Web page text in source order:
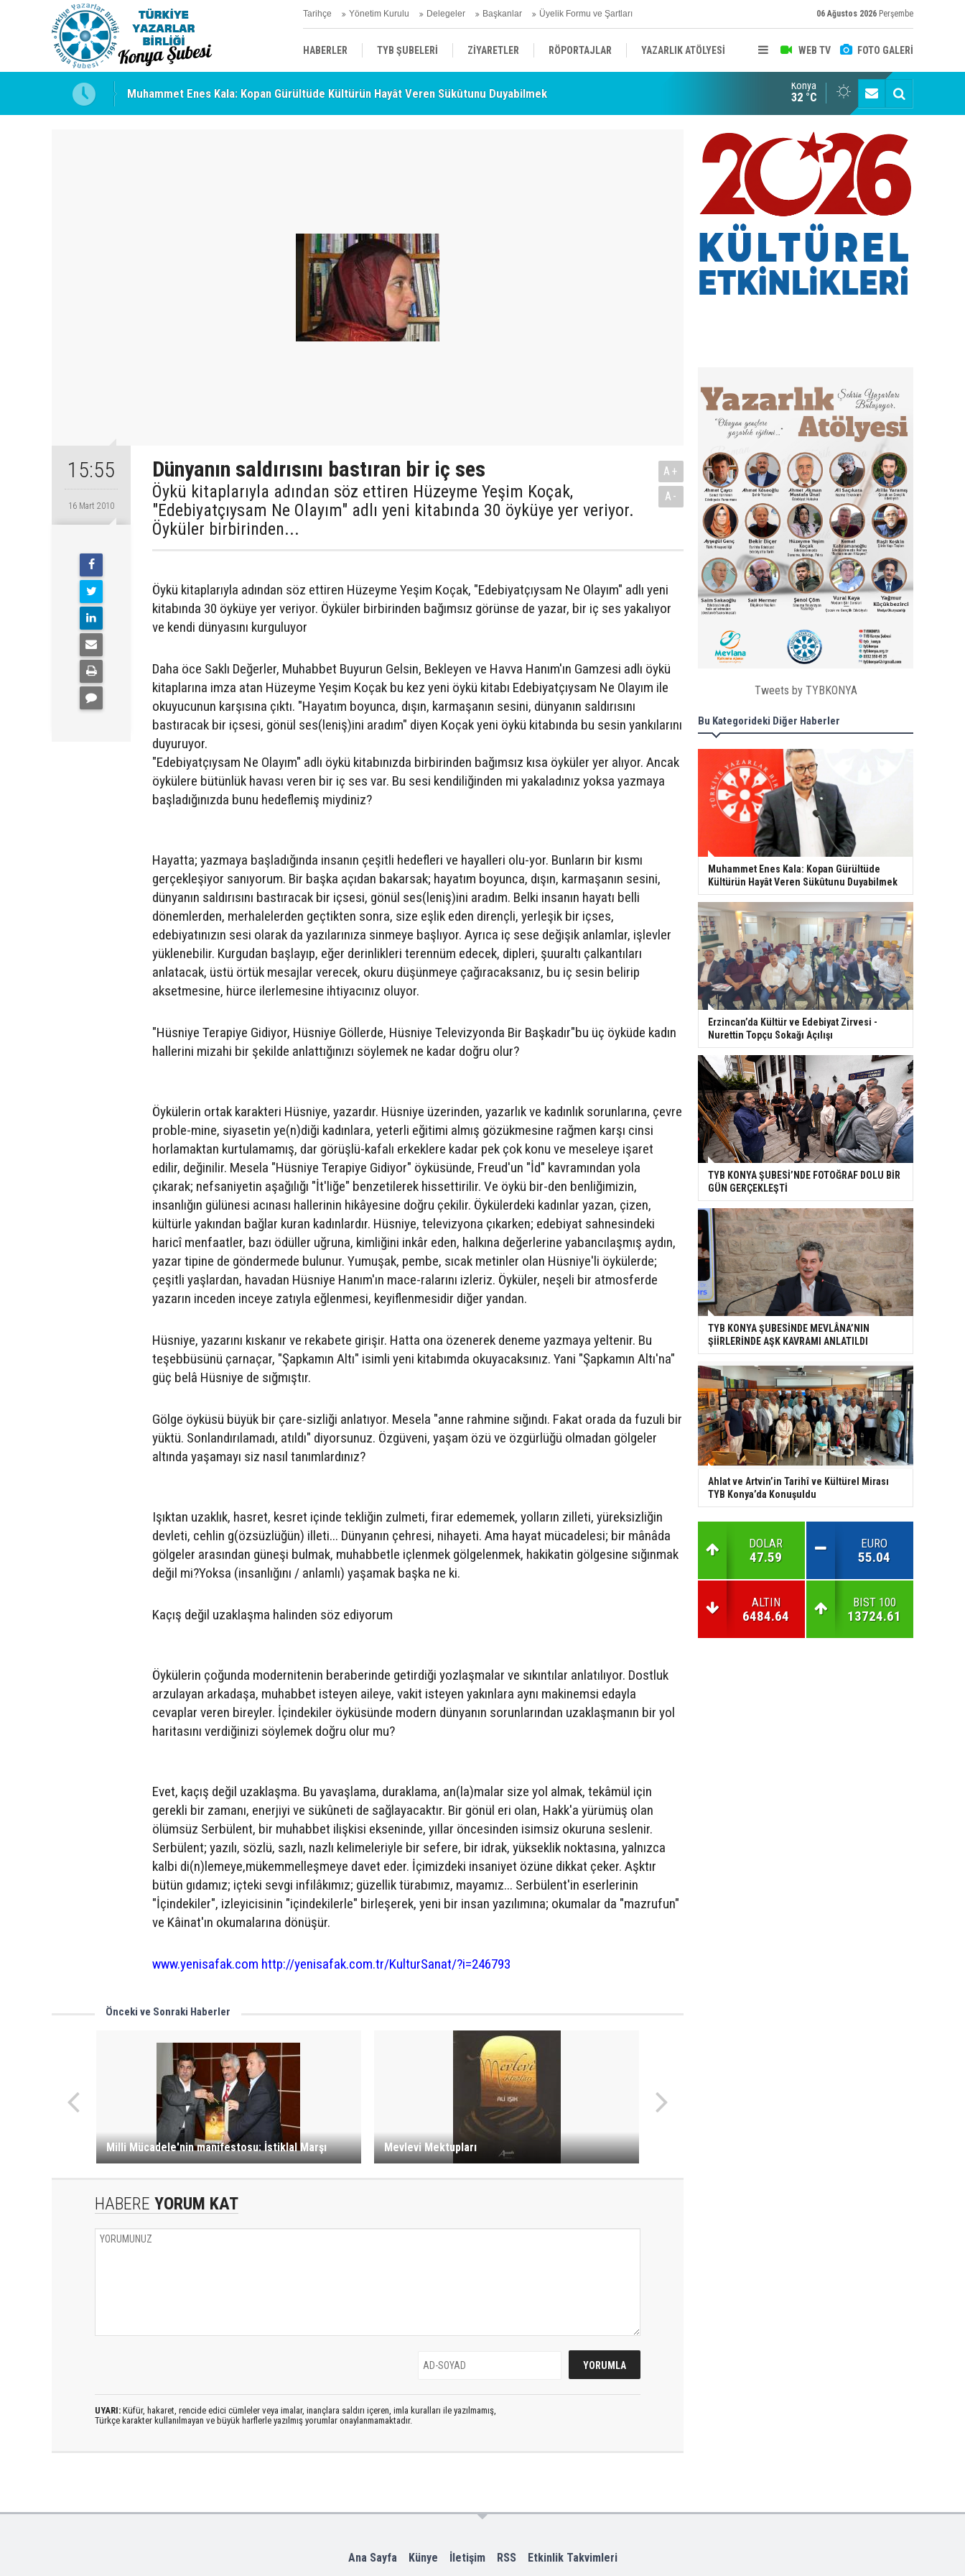
Tarihçe Yönetim Kurulu Delegeler Başkanlar Üyelik Formu ve Şartları 06 Ağustos 2026 Perşembe
WEB TV FOTO GALERİ
HABERLER TYB ŞUBELERİ ZİYARETLER RÖPORTAJLAR YAZARLIK ATÖLYESİ
ÜYELERİMİZDEN HABERLER KENDİNİ ARAYAN ŞEHİR
Muhammet Enes Kala: Kopan Gürültüde Kültürün Hayât Veren Sükûtunu Duyabilmek
Erzincan’da Kültür ve Edebiyat Zirvesi - Nurettin Topçu Sokağı Açılışı
TYB KONYA ŞUBESİ’NDE FOTOĞRAF DOLU BİR GÜN GERÇEKLEŞTİ
Konya
32 °C
15:55
16 Mart 2010
Dünyanın saldırısını bastıran bir iç ses
Öykü kitaplarıyla adından söz ettiren Hüzeyme Yeşim Koçak,
"Edebiyatçıysam Ne Olayım" adlı yeni kitabında 30 öyküye yer veriyor.
Öyküler birbirinden...
A+
A-
Öykü kitaplarıyla adından söz ettiren Hüzeyme Yeşim Koçak, "Edebiyatçıysam Ne Olayım" adlı yeni
kitabında 30 öyküye yer veriyor. Öyküler birbirinden bağımsız görünse de yazar, bir iç ses yakalıyor
ve kendi dünyasını kurguluyor
Daha öce Saklı Değerler, Muhabbet Buyurun Gelsin, Bekleyen ve Havva Hanım'ın Gamzesi adlı öykü
kitaplarına imza atan Hüzeyme Yeşim Koçak bu kez yeni öykü kitabı Edebiyatçıysam Ne Olayım ile
okuyucunun karşısına çıktı. "Hayatım boyunca, dışın, karmaşanın sesini, dünyanın saldırısını
bastıracak bir içsesi, gönül ses(leniş)ini aradım" diyen Koçak yeni öykü kitabında bu sesin yankılarını
duyuruyor.
"Edebiyatçıysam Ne Olayım" adlı öykü kitabınızda birbirinden bağımsız kısa öyküler yer alıyor. Ancak
öykülere bütünlük havası veren bir iç ses var. Bu sesi kendiliğinden mi yakaladınız yoksa yazmaya
başladığınızda bunu hedeflemiş miydiniz?
Hayatta; yazmaya başladığında insanın çeşitli hedefleri ve hayalleri olu-yor. Bunların bir kısmı
gerçekleşiyor sanıyorum. Bir başka açıdan bakarsak; hayatım boyunca, dışın, karmaşanın sesini,
dünyanın saldırısını bastıracak bir içsesi, gönül ses(leniş)ini aradım. Belki insanın hayatı belli
dönemlerden, merhalelerden geçtikten sonra, size eşlik eden dirençli, yerleşik bir içses,
edebiyatınızın sesi olarak da yazılarınıza sinmeye başlıyor. Ayrıca iç sese değişik anlamlar, işlevler
yüklenebilir. Kurgudan başlayıp, eğer derinlikleri terennüm edecek, dipleri, şuuraltı çalkantıları
anlatacak, üstü örtük mesajlar verecek, okuru düşünmeye çağıracaksanız, bu iç sesin belirip
aksetmesine, hürce ilerlemesine ihtiyacınız oluyor.
"Hüsniye Terapiye Gidiyor, Hüsniye Göllerde, Hüsniye Televizyonda Bir Başkadır"bu üç öyküde kadın
hallerini mizahi bir şekilde anlattığınızı söylemek ne kadar doğru olur?
Öykülerin ortak karakteri Hüsniye, yazardır. Hüsniye üzerinden, yazarlık ve kadınlık sorunlarına, çevre
proble-mine, siyasetin ye(n)diği kadınlara, yeterli eğitimi almış gözükmesine rağmen karşı cinsi
horlamaktan kurtulamamış, dar görüşlü-kafalı erkeklere kadar pek çok konu ve meseleye işaret
edilir, değinilir. Mesela "Hüsniye Terapiye Gidiyor" öyküsünde, Freud'un "İd" kavramından yola
çıkarak; nefsaniyetin aşağılığı "İt'liğe" benzetilerek hissettirilir. Ve öykü bir-den benliğimizin,
insanlığın gülünesi acınası hallerinin hikâyesine doğru çekilir. Öykülerdeki kadınlar yazan, çizen,
kültürle yakından bağlar kuran kadınlardır. Hüsniye, televizyona çıkarken; edebiyat sahnesindeki
haricî menfaatler, bazı ödüller uğruna, kimliğini inkâr eden, halkına değerlerine yabancılaşmış aydın,
yazar tipine de göndermede bulunur. Yumuşak, pembe, sıcak metinler olan Hüsniye'li öykülerde;
çeşitli yaşlardan, havadan Hüsniye Hanım'ın mace-ralarını izleriz. Öyküler, neşeli bir atmosferde
yazarın inceden inceye zatıyla eğlenmesi, keyiflenmesidir diğer yandan.
Hüsniye, yazarını kıskanır ve rekabete girişir. Hatta ona özenerek deneme yazmaya yeltenir. Bu
teşebbüsünü çarnaçar, "Şapkamın Altı" isimli yeni kitabımda okuyacaksınız. Yani "Şapkamın Altı'na"
güç belâ Hüsniye de sığmıştır.
Gölge öyküsü büyük bir çare-sizliği anlatıyor. Mesela "anne rahmine sığındı. Fakat orada da fuzuli bir
yüktü. Sonlandırılamadı, atıldı" diyorsunuz. Özgüveni, yaşam özü ve özgürlüğü olmadan gölgeler
altında yaşamayı siz nasıl tanımlardınız?
Işıktan uzaklık, hasret, kesret içinde tekliğin zulmeti, firar edememek, yolların zilleti, yüreksizliğin
devleti, cehlin g(özsüzlüğün) illeti... Dünyanın çehresi, nihayeti. Ama hayat mücadelesi; bir mânâda
gölgeler arasından güneşi bulmak, muhabbetle içlenmek gölgelenmek, hakikatin gölgesine sığınmak
değil mi?Yoksa (insanlığını / anlamlı) yaşamak başka ne ki.
Kaçış değil uzaklaşma halinden söz ediyorum
Öykülerin çoğunda modernitenin beraberinde getirdiği yozlaşmalar ve sıkıntılar anlatılıyor. Dostluk
arzulayan arkadaşa, muhabbet isteyen aileye, vakit isteyen yakınlara aynı makinemsi edayla
cevaplar veren bireyler. İçindekiler öyküsünde modern dünyanın sorunlarından uzaklaşmanın bir yol
haritasını verdiğinizi söylemek doğru olur mu?
Evet, kaçış değil uzaklaşma. Bu yavaşlama, duraklama, an(la)malar size yol almak, tekâmül için
gerekli bir zamanı, enerjiyi ve sükûneti de sağlayacaktır. Bir gönül eri olan, Hakk'a yürümüş olan
ölümsüz Serbülent, bir muhabbet ilişkisi ekseninde, yıllar öncesinden isimsiz okuruna seslenir.
Serbülent; yazılı, sözlü, sazlı, nazlı kelimeleriyle bir sefere, bir idrak, yükseklik noktasına, yalnızca
kalbi di(n)lemeye,mükemmelleşmeye davet eder. İçimizdeki insaniyet özüne dikkat çeker. Aşktır
bütün gıdamız; içteki sevgi infilâkımız; güzellik türabımız, mayamız... Serbülent'in eserlerinin
"İçindekiler", izleyicisinin "içindekilerle" birleşerek, yeni bir insan yazılımına; okumalar da "mazrufun"
ve Kâinat'ın okumalarına dönüşür.
www.yenisafak.com http://yenisafak.com.tr/KulturSanat/?i=246793
Önceki ve Sonraki Haberler
Milli Mücadele'nin manifestosu: İstiklal Marşı Mevlevi Mektupları
HABERE YORUM KAT
UYARI: Küfür, hakaret, rencide edici cümleler veya imalar, inançlara saldırı içeren, imla kuralları ile yazılmamış,
Türkçe karakter kullanılmayan ve büyük harflerle yazılmış yorumlar onaylanmamaktadır.
Tweets by TYBKONYA
Bu Kategorideki Diğer Haberler
Muhammet Enes Kala: Kopan Gürültüde
Kültürün Hayât Veren Sükûtunu Duyabilmek
Erzincan’da Kültür ve Edebiyat Zirvesi -
Nurettin Topçu Sokağı Açılışı
TYB KONYA ŞUBESİ’NDE FOTOĞRAF DOLU BİR
GÜN GERÇEKLEŞTİ
TYB KONYA ŞUBESİNDE MEVLÂNA’NIN
ŞİİRLERİNDE AŞK KAVRAMI ANLATILDI
Ahlat ve Artvin’in Tarihî ve Kültürel Mirası
TYB Konya’da Konuşuldu
DOLAR
47.59
EURO
55.04
ALTIN
6484.64
BIST 100
13724.61
Ana Sayfa Künye İletişim RSS Etkinlik Takvimleri